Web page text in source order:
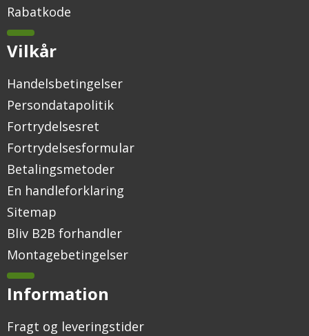
Rabatkode
Vilkår
Handelsbetingelser
Persondatapolitik
Fortrydelsesret
Fortrydelsesformular
Betalingsmetoder
En handleforklaring
Sitemap
Bliv B2B forhandler
Montagebetingelser
Information
Fragt og leveringstider